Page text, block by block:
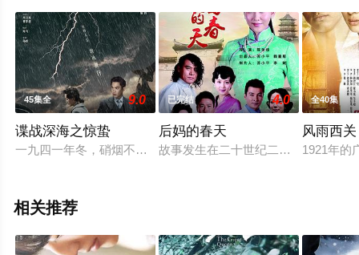
45集全 9.0
谍战深海之惊蛰
一九四一年冬，硝烟不散的上海和重庆，陈山被迫卷入风起云
已完结 4.0
后妈的春天
故事发生在二十世纪二十年代，春云
全40集
风雨西关
1921年的
相关推荐